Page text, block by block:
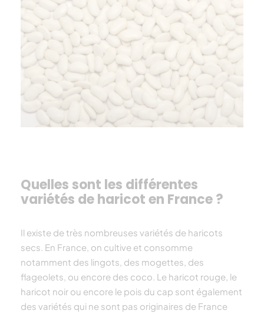
Quelles sont les différentes
variétés de haricot en France ?
Il existe de très nombreuses variétés de haricots
secs. En France, on cultive et consomme
notamment des lingots, des mogettes, des
flageolets, ou encore des coco. Le haricot rouge, le
haricot noir ou encore le pois du cap sont également
des variétés qui ne sont pas originaires de France